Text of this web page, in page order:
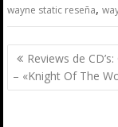
wayne static reseña,
Navegación
de
entradas
Reviews de CD’s:
– «Knight Of The